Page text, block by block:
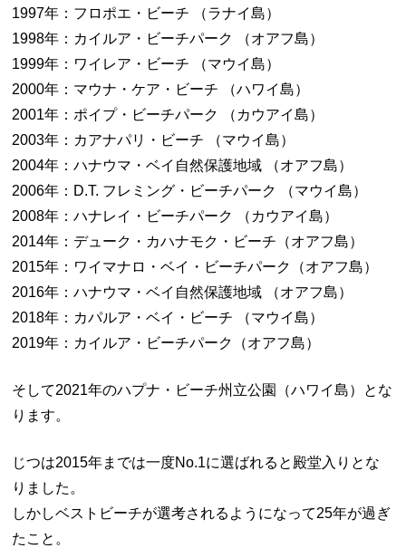
1997年：フロポエ・ビーチ （ラナイ島）
1998年：カイルア・ビーチパーク （オアフ島）
1999年：ワイレア・ビーチ （マウイ島）
2000年：マウナ・ケア・ビーチ （ハワイ島）
2001年：ポイプ・ビーチパーク （カウアイ島）
2003年：カアナパリ・ビーチ （マウイ島）
2004年：ハナウマ・ベイ自然保護地域 （オアフ島）
2006年：D.T. フレミング・ビーチパーク （マウイ島）
2008年：ハナレイ・ビーチパーク （カウアイ島）
2014年：デューク・カハナモク・ビーチ（オアフ島）
2015年：ワイマナロ・ベイ・ビーチパーク（オアフ島）
2016年：ハナウマ・ベイ自然保護地域 （オアフ島）
2018年：カパルア・ベイ・ビーチ （マウイ島）
2019年：カイルア・ビーチパーク（オアフ島）
そして2021年のハプナ・ビーチ州立公園（ハワイ島）とな
ります。
じつは2015年までは一度No.1に選ばれると殿堂入りとな
りました。
しかしベストビーチが選考されるようになって25年が過ぎ
たこと。